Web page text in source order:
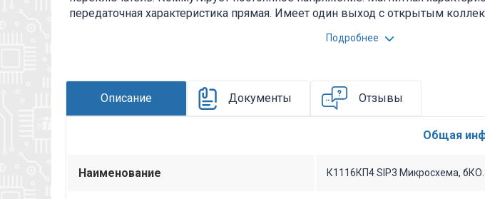
передаточная характеристика прямая. Имеет один выход с открытым
полупроводниковой микросхемы К1116КП4: К - для использования в
обозначают номер серии; КП - коммутаторы и ключи прочие; 4 - цифра
микросхемы определённого функционального назначения в конкретной
Подробнее
Описание Документы Отзывы
Общая
Наименование К1116КП4 SIP3 Микросхема,